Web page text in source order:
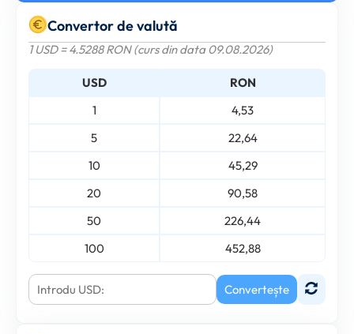
Convertor de valută
1 USD = 4.5288 RON (curs din data 09.08.2026)
USD
RON
1
4,53
5
22,64
10
45,29
20
90,58
50
226,44
100
452,88
Convertește